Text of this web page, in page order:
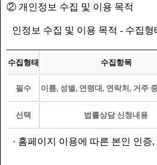
② 개인정보 수집 및 이용 목적
인정보 수집 및 이용 목적 - 수집
수집형태 수집항목
필수 이름, 성별, 연령대, 연락처, 거주
선택
법률상담 신청내용
· 홈페이지 이용에 따른 본인 인